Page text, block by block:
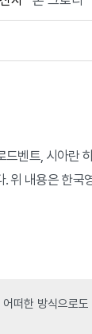
벤트, 시아란
위 내용은 한국
떠한 방식으로